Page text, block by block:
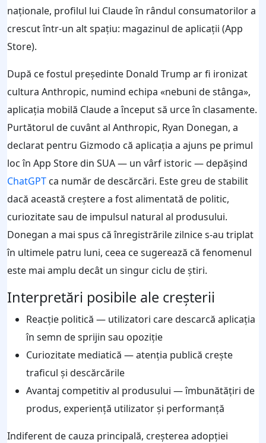
naționale, profilul lui Claude în rândul consumatorilor a
crescut într‑un alt spațiu: magazinul de aplicații (App
Store).
După ce fostul președinte Donald Trump ar fi ironizat
cultura Anthropic, numind echipa «nebuni de stânga»,
aplicația mobilă Claude a început să urce în clasamente.
Purtătorul de cuvânt al Anthropic, Ryan Donegan, a
declarat pentru Gizmodo că aplicația a ajuns pe primul
loc în App Store din SUA — un vârf istoric — depășind
ChatGPT ca număr de descărcări. Este greu de stabilit
dacă această creștere a fost alimentată de politic,
curiozitate sau de impulsul natural al produsului.
Donegan a mai spus că înregistrările zilnice s‑au triplat
în ultimele patru luni, ceea ce sugerează că fenomenul
este mai amplu decât un singur ciclu de știri.
Interpretări posibile ale creșterii
Reacție politică — utilizatori care descarcă aplicația
în semn de sprijin sau opoziție
Curiozitate mediatică — atenția publică crește
traficul și descărcările
Avantaj competitiv al produsului — îmbunătățiri de
produs, experiență utilizator și performanță
Indiferent de cauza principală, creșterea adopției